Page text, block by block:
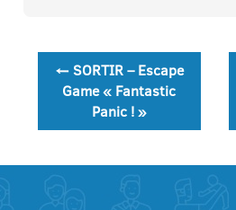
Navigation
←SORTIR – Escape
Game « Fantastic
Panic ! »